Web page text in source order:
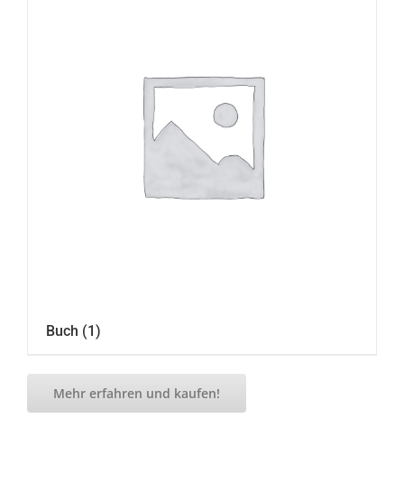
Buch (1)
Mehr erfahren und kaufen!